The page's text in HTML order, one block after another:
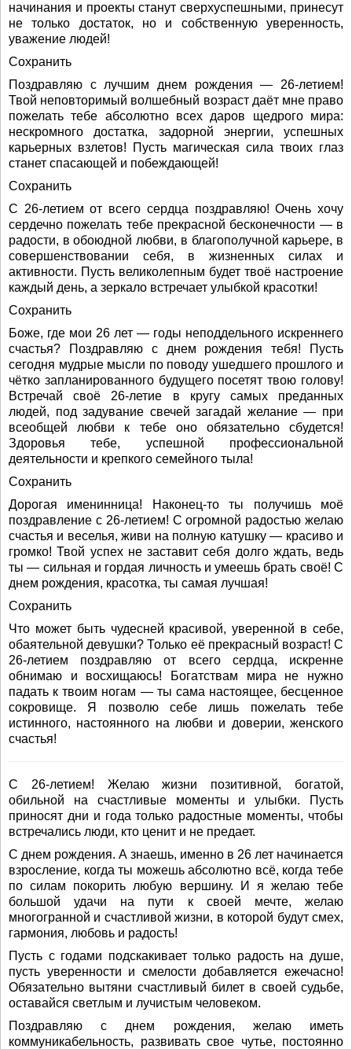
начинания и проекты станут сверхуспешными, принесут
не только достаток, но и собственную уверенность,
уважение людей!
Сохранить
Поздравляю с лучшим днем рождения — 26-летием!
Твой неповторимый волшебный возраст даёт мне право
пожелать тебе абсолютно всех даров щедрого мира:
нескромного достатка, задорной энергии, успешных
карьерных взлетов! Пусть магическая сила твоих глаз
станет спасающей и побеждающей!
Сохранить
С 26-летием от всего сердца поздравляю! Очень хочу
сердечно пожелать тебе прекрасной бесконечности — в
радости, в обоюдной любви, в благополучной карьере, в
совершенствовании себя, в жизненных силах и
активности. Пусть великолепным будет твоё настроение
каждый день, а зеркало встречает улыбкой красотки!
Сохранить
Боже, где мои 26 лет — годы неподдельного искреннего
счастья? Поздравляю с днем рождения тебя! Пусть
сегодня мудрые мысли по поводу ушедшего прошлого и
чётко запланированного будущего посетят твою голову!
Встречай своё 26-летие в кругу самых преданных
людей, под задувание свечей загадай желание — при
всеобщей любви к тебе оно обязательно сбудется!
Здоровья тебе, успешной профессиональной
деятельности и крепкого семейного тыла!
Сохранить
Дорогая именинница! Наконец-то ты получишь моё
поздравление с 26-летием! С огромной радостью желаю
счастья и веселья, живи на полную катушку — красиво и
громко! Твой успех не заставит себя долго ждать, ведь
ты — сильная и гордая личность и умеешь брать своё! С
днем рождения, красотка, ты самая лучшая!
Сохранить
Что может быть чудесней красивой, уверенной в себе,
обаятельной девушки? Только её прекрасный возраст! С
26-летием поздравляю от всего сердца, искренне
обнимаю и восхищаюсь! Богатствам мира не нужно
падать к твоим ногам — ты сама настоящее, бесценное
сокровище. Я позволю себе лишь пожелать тебе
истинного, настоянного на любви и доверии, женского
счастья!
С 26-летием! Желаю жизни позитивной, богатой,
обильной на счастливые моменты и улыбки. Пусть
приносят дни и года только радостные моменты, чтобы
встречались люди, кто ценит и не предает.
С днем рождения. А знаешь, именно в 26 лет начинается
взросление, когда ты можешь абсолютно всё, когда тебе
по силам покорить любую вершину. И я желаю тебе
большой удачи на пути к своей мечте, желаю
многогранной и счастливой жизни, в которой будут смех,
гармония, любовь и радость!
Пусть с годами подскакивает только радость на душе,
пусть уверенности и смелости добавляется ежечасно!
Обязательно вытяни счастливый билет в своей судьбе,
оставайся светлым и лучистым человеком.
Поздравляю с днем рождения, желаю иметь
коммуникабельность, развивать свое чутье, постоянно